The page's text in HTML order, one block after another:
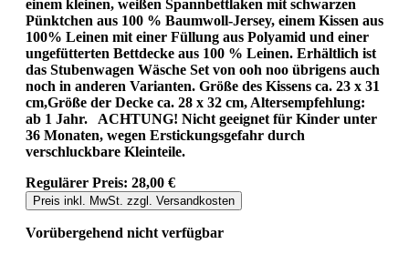
einem kleinen, weißen Spannbettlaken mit schwarzen
Pünktchen aus 100 % Baumwoll-Jersey, einem Kissen aus
100% Leinen mit einer Füllung aus Polyamid und einer
ungefütterten Bettdecke aus 100 % Leinen. Erhältlich ist
das Stubenwagen Wäsche Set von ooh noo übrigens auch
noch in anderen Varianten. Größe des Kissens ca. 23 x 31
cm,Größe der Decke ca. 28 x 32 cm, Altersempfehlung:
ab 1 Jahr. ACHTUNG! Nicht geeignet für Kinder unter
36 Monaten, wegen Erstickungsgefahr durch
verschluckbare Kleinteile.
Regulärer Preis: 28,00 €
Preis inkl. MwSt. zzgl. Versandkosten
Vorübergehend nicht verfügbar